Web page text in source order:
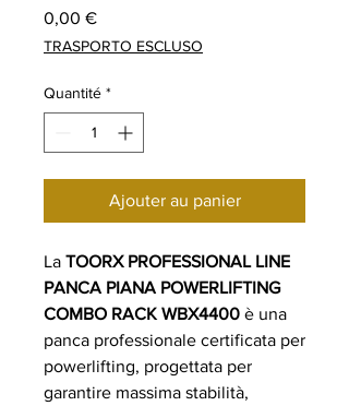
0,00 €Prix
TRASPORTO ESCLUSO
Quantité *
Ajouter au panier
La TOORX PROFESSIONAL LINE
PANCA PIANA POWERLIFTING
COMBO RACK WBX4400 è una
panca professionale certificata per
powerlifting, progettata per
garantire massima stabilità,